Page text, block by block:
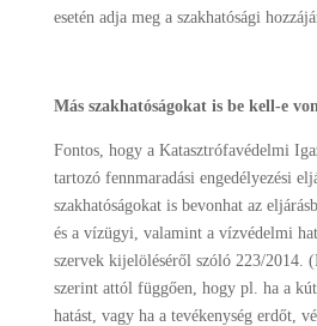
esetén adja meg a szakhatósági
Más szakhatóságokat is be kell-e
Fontos, hogy a Katasztrófavédelmi
tartozó fennmaradási engedélyezési
szakhatóságokat is bevonhat az
és a vízügyi, valamint a vízvédelmi
szervek kijelöléséről szóló 223/2014.
szerint attól függően, hogy pl. ha a
hatást, vagy ha a tevékenység erdőt,